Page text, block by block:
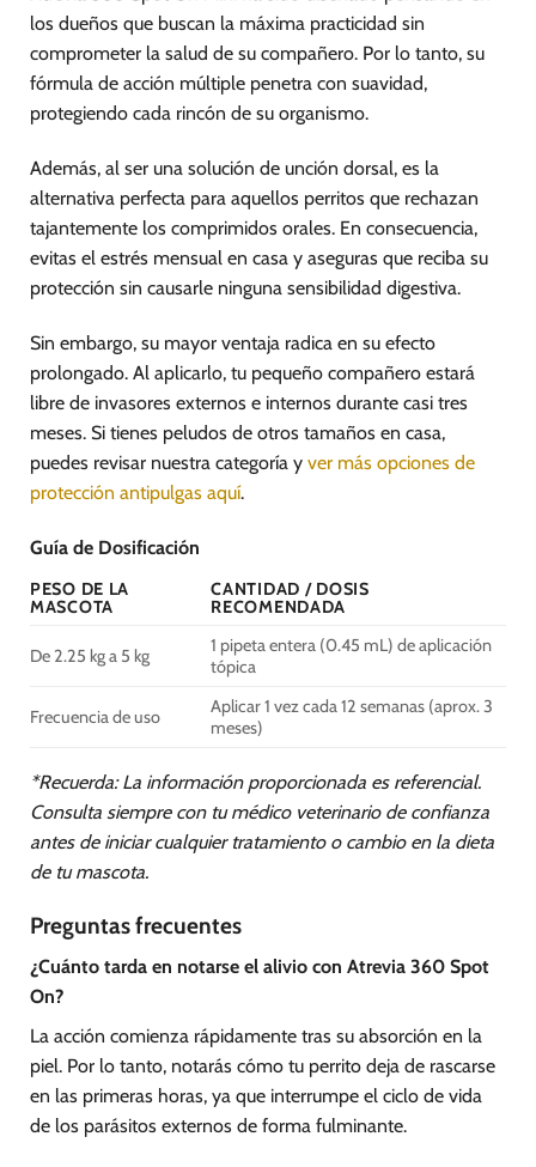
los dueños que buscan la máxima practicidad sin
comprometer la salud de su compañero. Por lo tanto, su
fórmula de acción múltiple penetra con suavidad,
protegiendo cada rincón de su organismo.
Además, al ser una solución de unción dorsal, es la
alternativa perfecta para aquellos perritos que rechazan
tajantemente los comprimidos orales. En consecuencia,
evitas el estrés mensual en casa y aseguras que reciba su
protección sin causarle ninguna sensibilidad digestiva.
Sin embargo, su mayor ventaja radica en su efecto
prolongado. Al aplicarlo, tu pequeño compañero estará
libre de invasores externos e internos durante casi tres
meses. Si tienes peludos de otros tamaños en casa,
puedes revisar nuestra categoría y ver más opciones de
protección antipulgas aquí.
Guía de Dosificación
PESO DE LA
MASCOTA
CANTIDAD / DOSIS
RECOMENDADA
De 2.25 kg a 5 kg
1 pipeta entera (0.45 mL) de aplicación
tópica
Frecuencia de uso
Aplicar 1 vez cada 12 semanas (aprox. 3
meses)
*Recuerda: La información proporcionada es referencial.
Consulta siempre con tu médico veterinario de confianza
antes de iniciar cualquier tratamiento o cambio en la dieta
de tu mascota.
Preguntas frecuentes
¿Cuánto tarda en notarse el alivio con Atrevia 360 Spot
On?
La acción comienza rápidamente tras su absorción en la
piel. Por lo tanto, notarás cómo tu perrito deja de rascarse
en las primeras horas, ya que interrumpe el ciclo de vida
de los parásitos externos de forma fulminante.